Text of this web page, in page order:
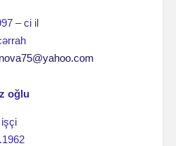
– ci il
oğlu